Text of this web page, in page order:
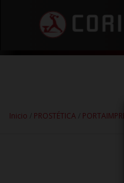
Inicio PROSTÉTICA